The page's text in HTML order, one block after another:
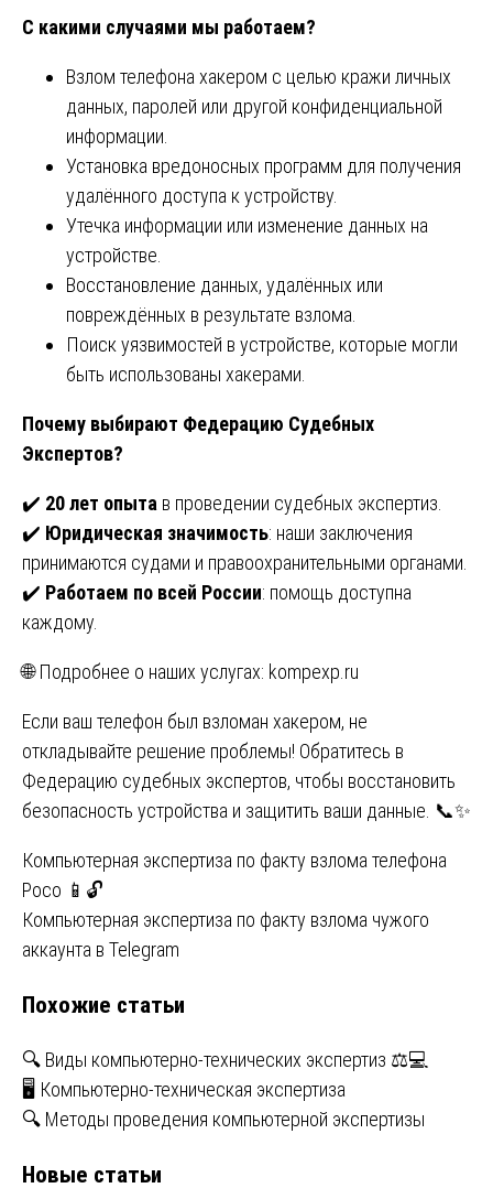
С какими случаями мы работаем?
Взлом телефона хакером с целью кражи личных
данных, паролей или другой конфиденциальной
информации.
Установка вредоносных программ для получения
удалённого доступа к устройству.
Утечка информации или изменение данных на
устройстве.
Восстановление данных, удалённых или
повреждённых в результате взлома.
Поиск уязвимостей в устройстве, которые могли
быть использованы хакерами.
Почему выбирают Федерацию Судебных
Экспертов?
✔️ 20 лет опыта в проведении судебных экспертиз.
✔️ Юридическая значимость: наши заключения
принимаются судами и правоохранительными органами.
✔️ Работаем по всей России: помощь доступна
каждому.
🌐 Подробнее о наших услугах: kompexp.ru
Если ваш телефон был взломан хакером, не
откладывайте решение проблемы! Обратитесь в
Федерацию судебных экспертов, чтобы восстановить
безопасность устройства и защитить ваши данные. 📞✨
Навигация
по
записям
Компьютерная экспертиза по факту взлома телефона
Poco 📱🔓
Компьютерная экспертиза по факту взлома чужого
аккаунта в Telegram
Похожие статьи
🔍 Виды компьютерно-технических экспертиз ⚖💻
🖥 Компьютерно-техническая экспертиза
🔍 Методы проведения компьютерной экспертизы
Новые статьи